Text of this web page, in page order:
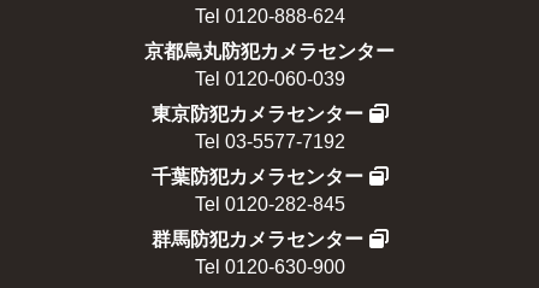
Tel 0120-888-624
京都烏丸防犯カメラセンター
Tel 0120-060-039
東京防犯カメラセンター
Tel 03-5577-7192
千葉防犯カメラセンター
Tel 0120-282-845
群馬防犯カメラセンター
Tel 0120-630-900